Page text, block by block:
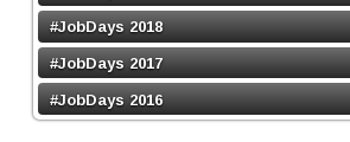
#JobDays 2018
#JobDays 2017
#JobDays 2016